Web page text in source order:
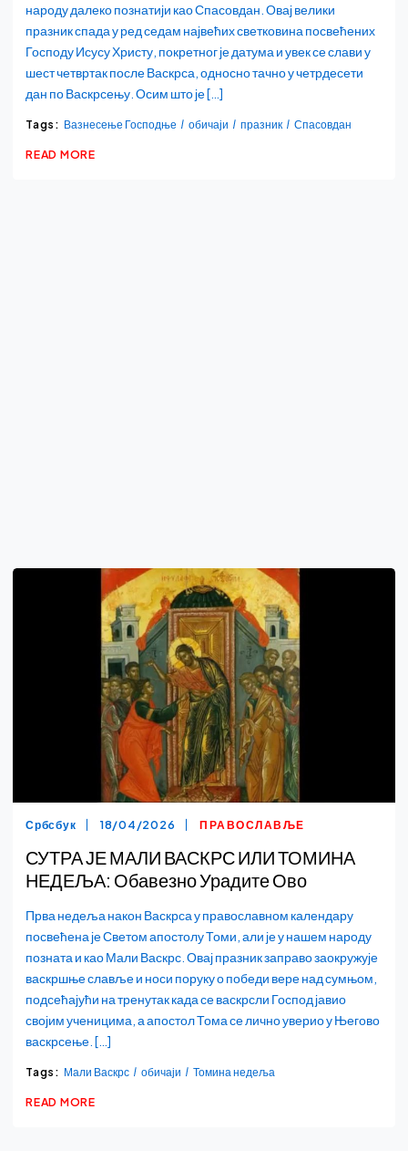
народу далеко познатији као Спасовдан. Овај велики
празник спада у ред седам највећих светковина посвећених
Господу Исусу Христу, покретног је датума и увек се слави у
шест четвртак после Васкрса, односно тачно у четрдесети
дан по Васкрсењу. Осим што је […]
Tags: Вазнесење Господње обичаји празник Спасовдан
READ MORE
Србсбук 18/04/2026 ПРАВОСЛАВЉЕ
СУТРА ЈЕ МАЛИ ВАСКРС ИЛИ ТОМИНА
НЕДЕЉА: Обавезно Урадите Ово
Прва недеља након Васкрса у православном календару
посвећена је Светом апостолу Томи, али је у нашем народу
позната и као Мали Васкрс. Овај празник заправо заокружује
васкршње славље и носи поруку о победи вере над сумњом,
подсећајући на тренутак када се васкрсли Господ јавио
својим ученицима, а апостол Тома се лично уверио у Његово
васкрсење. […]
Tags: Мали Васкрс обичаји Томина недеља
READ MORE